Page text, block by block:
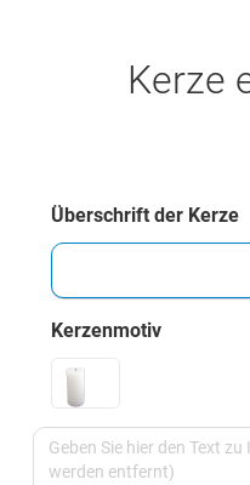
Kerze
Überschrift der Kerze
Kerzenmotiv